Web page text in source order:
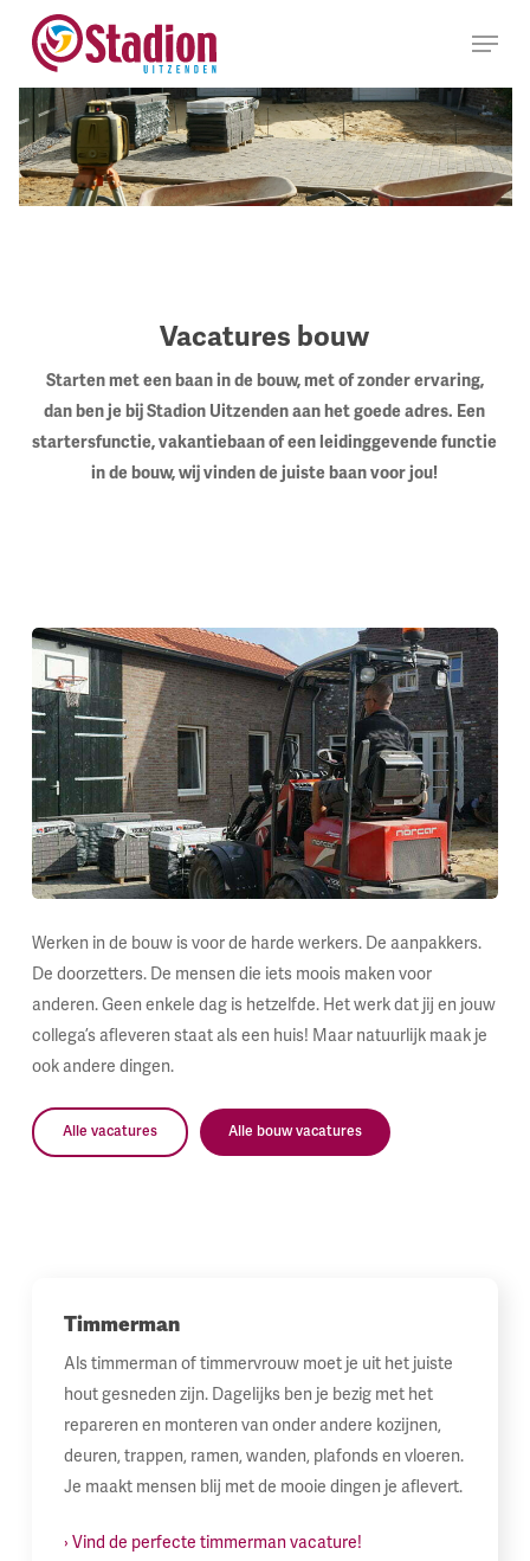
naar
hoofdinhoud
Menu
Vacatures bouw
Starten met een baan in de bouw, met of zonder ervaring,
dan ben je bij Stadion Uitzenden aan het goede adres. Een
startersfunctie, vakantiebaan of een leidinggevende functie
in de bouw, wij vinden de juiste baan voor jou!
Werken in de bouw is voor de harde werkers. De aanpakkers.
De doorzetters. De mensen die iets moois maken voor
anderen. Geen enkele dag is hetzelfde. Het werk dat jij en jouw
collega’s afleveren staat als een huis! Maar natuurlijk maak je
ook andere dingen.
Alle vacatures Alle bouw vacatures
Timmerman
Als timmerman of timmervrouw moet je uit het juiste
hout gesneden zijn. Dagelijks ben je bezig met het
repareren en monteren van onder andere kozijnen,
deuren, trappen, ramen, wanden, plafonds en vloeren.
Je maakt mensen blij met de mooie dingen je aflevert.
› Vind de perfecte timmerman vacature!